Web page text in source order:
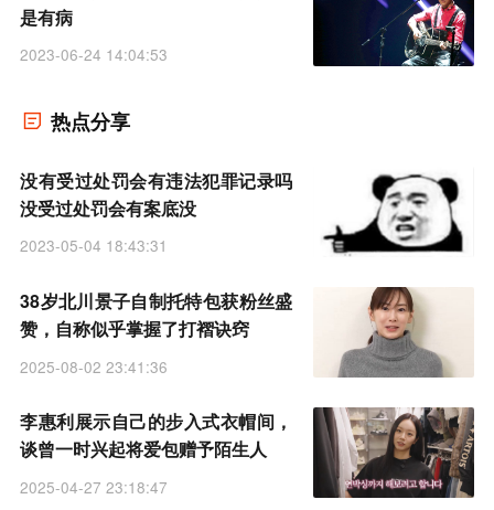
是有病
2023-06-24 14:04:53
热点分享
没有受过处罚会有违法犯罪记录吗
没受过处罚会有案底没
2023-05-04 18:43:31
38岁北川景子自制托特包获粉丝盛
赞，自称似乎掌握了打褶诀窍
2025-08-02 23:41:36
李惠利展示自己的步入式衣帽间，
谈曾一时兴起将爱包赠予陌生人
2025-04-27 23:18:47